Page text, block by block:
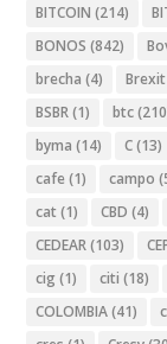
BITCOIN (214)
BONOS (842)
brecha (4) Brexit
BSBR(1) btc
byma (14) C(13)
cafe (1) campo
cat (1) CBD (4)
CEDEAR(103)
cig (1) citi (18)
COLOMBIA(41)